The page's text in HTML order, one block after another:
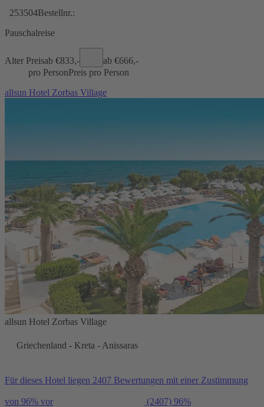
253504Bestellnr.:
Pauschalreise
Alter Preisab €833,- ab €666,-
pro PersonPreis pro Person
allsun Hotel Zorbas Village
allsun Hotel Zorbas Village
Griechenland - Kreta - Anissaras
Für dieses Hotel liegen 2407 Bewertungen mit einer Zustimmung
von 96% vor (2407) 96%